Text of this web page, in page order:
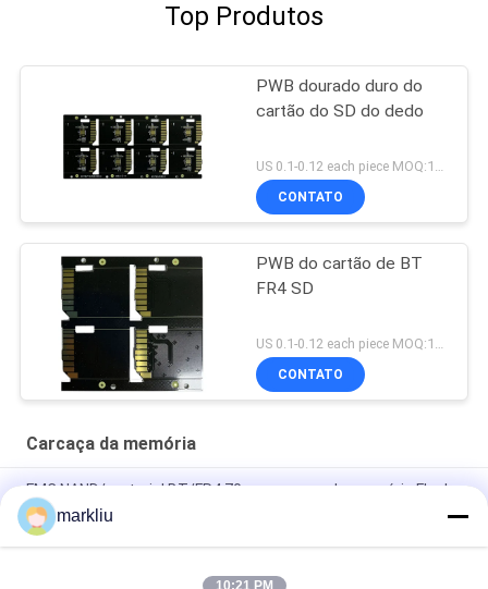
Top Produtos
PWB dourado duro do
cartão do SD do dedo
US 0.1-0.12 each piece MOQ:1000pieces
CONTATO
PWB do cartão de BT
FR4 SD
CONTATO
Carcaça da memória
FMC NAND/material BT/FR4 70um carcaça da memória Flash
para cartões de memória
fabricação da carcaça do cartão do SD do dedo do ouro de
markliu
10:21 PM